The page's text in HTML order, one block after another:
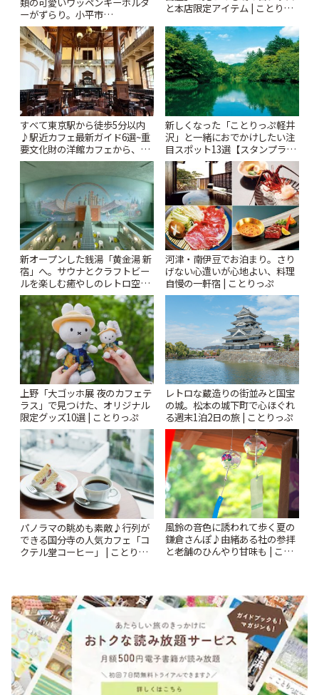
ーがずらり。小平市
「Kimamaya T&K」 | ことりっ
ぷ
と本店限定アイテム | ことりっ
すべて東京駅から徒歩5分以内
♪駅近カフェ最新ガイド6選~重
要文化財の洋館カフェから、改
札すぐのレトロ喫茶まで~ | こと
新しくなった「ことりっぷ軽井
沢」と一緒におでかけしたい注
目スポット13選【スタンプラリ
ー開催中】 | ことりっぷ
新オープンした銭湯「黄金湯 新
宿」へ。サウナとクラフトビー
ルを楽しむ癒やしのレトロ空間
| ことりっぷ
河津・南伊豆でお泊まり。さり
げない心遣いが心地よい、料理
自慢の一軒宿 | ことりっぷ
上野「大ゴッホ展 夜のカフェテ
ラス」で見つけた、オリジナル
限定グッズ10選 | ことりっぷ
レトロな蔵造りの街並みと国宝
の城。松本の城下町で心ほぐれ
る週末1泊2日の旅 | ことりっぷ
パノラマの眺めも素敵♪行列が
できる国分寺の人気カフェ「コ
クテル堂コーヒー」 | ことりっ
風鈴の音色に誘われて歩く夏の
鎌倉さんぽ♪由緒ある社の参拝
と老舗のひんやり甘味も | こと